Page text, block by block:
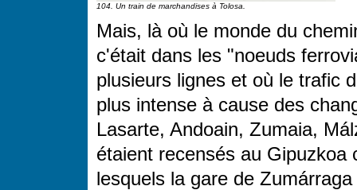
104. Un train de marchandises à Tolosa.
Mais, là où le monde du
c'était dans les "noeuds
plusieurs lignes et où le trafic
plus intense à cause des
Lasarte, Andoain, Zumaia,
étaient recensés au Gipuzkoa
lesquels la gare de